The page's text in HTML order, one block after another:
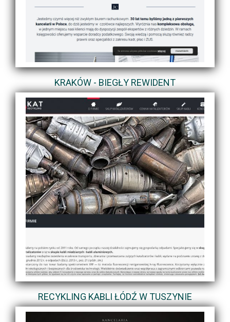
KRAKÓW - BIEGŁY REWIDENT
RECYKLING KABLI ŁÓDŹ W TUSZYNIE